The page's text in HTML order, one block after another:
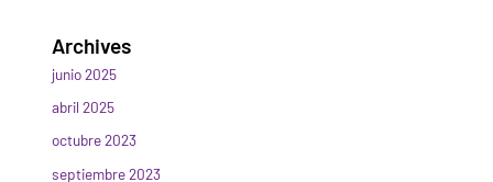
Archives
junio 2025
abril 2025
octubre 2023
septiembre 2023